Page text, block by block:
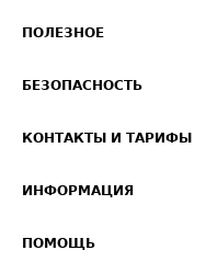
ПОЛЕЗНОЕ
Звезды ATI.SU на вашем сайте
Средние ставки
БЕЗОПАСНОСТЬ
Светофор+
О формировании Паспорта
КОНТАКТЫ И ТАРИФЫ
Реклама на сайте
ИНФОРМАЦИЯ
ПОМОЩЬ